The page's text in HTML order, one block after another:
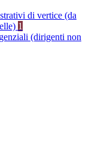
di vertice (da
1
(dirigenti non